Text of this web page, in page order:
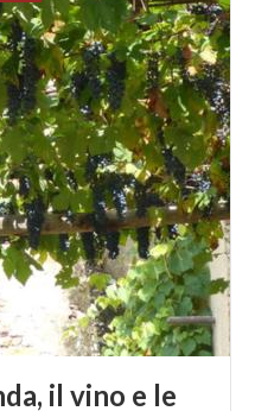
il vino e le